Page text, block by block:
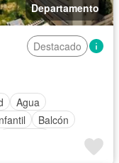
Departamento
Destacado
Agua
Balcón